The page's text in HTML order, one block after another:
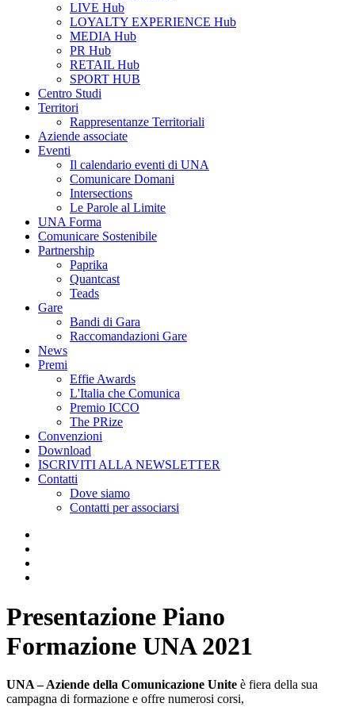
LIVE Hub
LOYALTY EXPERIENCE Hub
MEDIA Hub
PR Hub
RETAIL Hub
SPORT HUB
Centro Studi
Territori
Rappresentanze Territoriali
Aziende associate
Eventi
Il calendario eventi di UNA
Comunicare Domani
Intersections
Le Parole al Limite
UNA Forma
Comunicare Sostenibile
Partnership
Paprika
Quantcast
Teads
Gare
Bandi di Gara
Raccomandazioni Gare
News
Premi
Effie Awards
L'Italia che Comunica
Premio ICCO
The PRize
Convenzioni
Download
ISCRIVITI ALLA NEWSLETTER
Contatti
Dove siamo
Contatti per associarsi
Presentazione Piano
Formazione UNA 2021
UNA – Aziende della Comunicazione Unite è fiera della sua
campagna di formazione e offre numerosi corsi,